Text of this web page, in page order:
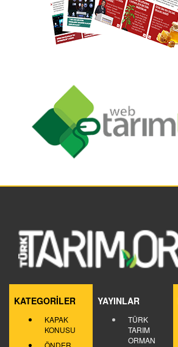
KATEGORİLER
KAPAK
KONUSU
ÖNDER
YAYINLAR
TÜRK
TARIM
ORMAN